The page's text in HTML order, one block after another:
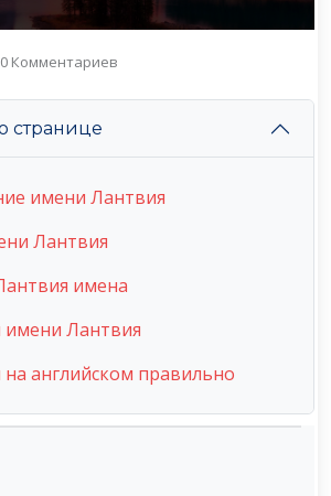
0 Комментариев
странице
имени Лантвия
Лантвия
имена
имени Лантвия
английском правильно